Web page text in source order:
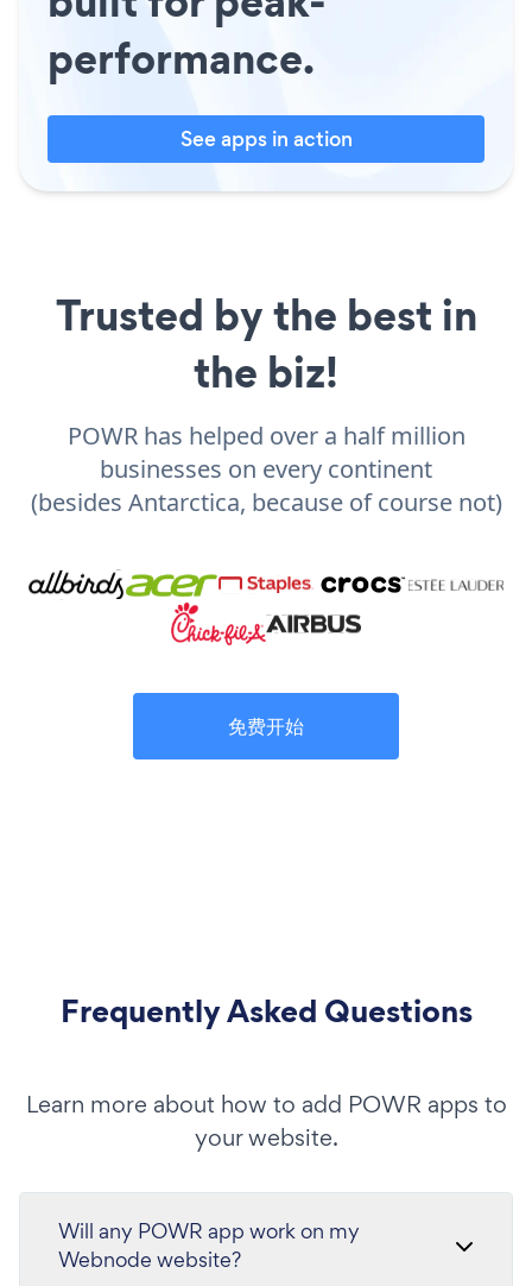
performance.
See apps in action
Trusted by the best in
the biz!
POWR has helped over a half million
businesses on every continent
(besides Antarctica, because of course not)
免费开始
Frequently Asked Questions
Learn more about how to add POWR apps to
your website.
Will any POWR app work on my
Webnode website?